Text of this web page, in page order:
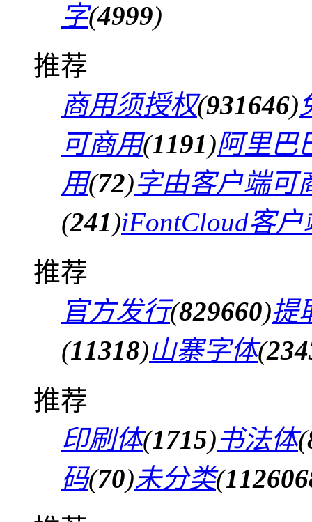
字(4999)
推荐
商用须授权(931646)
可商用(1191)阿里巴
用(72)字由客户端可
(241)iFontCloud客
推荐
官方发行(829660)提
(11318)山寨字体(
推荐
印刷体(1715)书法体(
码(70)未分类(